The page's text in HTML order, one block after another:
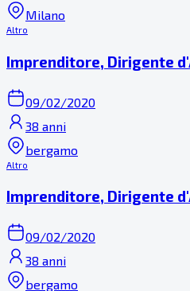
Milano
Altro
Imprenditore, Dirigente
09/02/2020
38 anni
bergamo
Altro
Imprenditore, Dirigente
09/02/2020
38 anni
bergamo